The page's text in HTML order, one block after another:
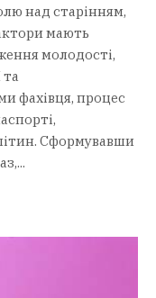
над старінням,
мають
молодості,
фахівця, процес
Сформувавши